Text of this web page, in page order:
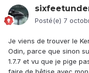
Posté(e) 7
Je viens de trouver le
Odin, parce que sinon
1.7.7 et vu que je pige